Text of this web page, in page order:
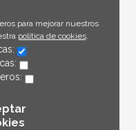
para mejorar nuestros
política de cookies.